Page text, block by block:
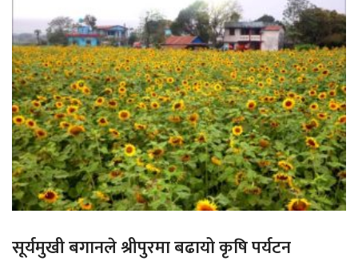
सूर्यमुखी बगानले श्रीपुरमा बढायो कृषि पर्यटन